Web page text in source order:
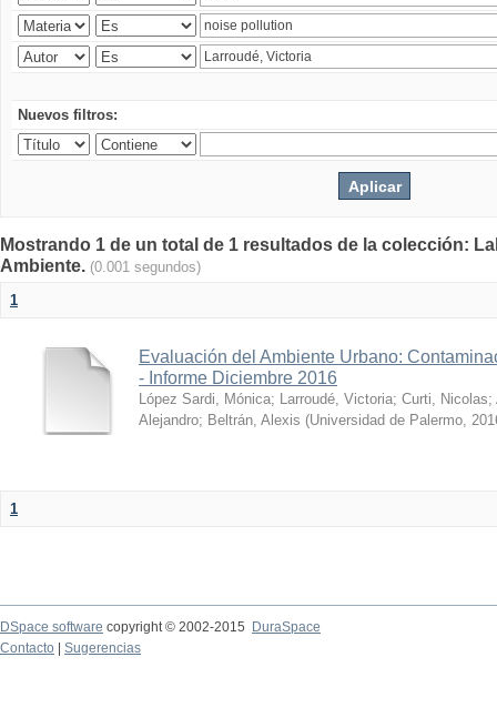
Nuevos filtros:
Mostrando 1 de un total de 1 resultados de la colección:
Ambiente. (0.001 segundos)
1
Evaluación del Ambiente Urbano:
- Informe Diciembre 2016
López Sardi, Mónica; Larroudé, Victoria; Curti, Nicolas;
Alejandro; Beltrán, Alexis (Universidad de Palermo,
1
DSpace software copyright © 2002-2015
DuraSpace
Contacto
Sugerencias